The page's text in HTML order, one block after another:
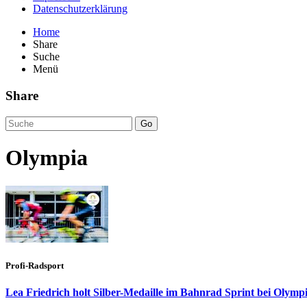
Datenschutzerklärung
Home
Share
Suche
Menü
Share
Go
Olympia
Profi-Radsport
Lea Friedrich holt Silber-Medaille im Bahnrad Sprint bei